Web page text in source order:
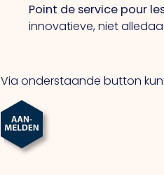
Point de service pour
innovatieve, niet
Via onderstaande button